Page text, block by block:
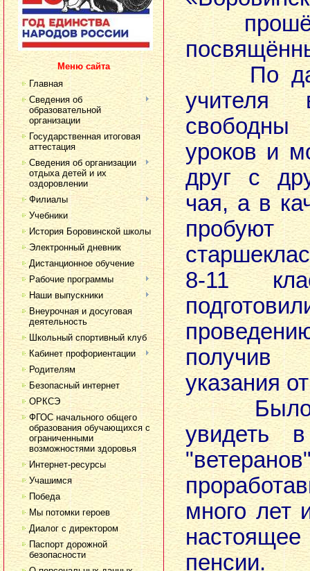
Меню сайта
Главная
Сведения об
образовательной
организации
Государственная итоговая
аттестация
Сведения об организации
отдыха детей и их
оздоровлении
Филиалы
Учебники
История Боровинской школы
Электронный дневник
Дистанционное обучение
Рабочие программы
Наши выпускники
Внеурочная и досуговая
деятельность
Школьный спортивный клуб
Кабинет профориентации
Родителям
Безопасный интернет
ОРКСЭ
ФГОС начального общего
образования обучающихся с
ограниченными
возможностями здоровья
Интернет-ресурсы
Учашимся
Победа
Мы потомки героев
Диалог с директором
Паспорт дорожной
безопасности
По
свободны
уроков и
друг с
чая, а в
8-11
указания
Было
увидеть
много лет
пенсии.